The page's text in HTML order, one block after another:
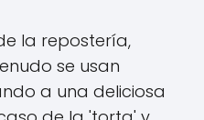
la repostería,
se usan
a una deliciosa